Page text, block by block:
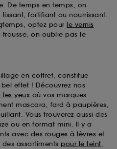
De temps en temps, on
lissant, fortifiant ou nourrissant.
optez pour le vernis
trousse, on oublie pas le
en coffret, constitue
effet ! Découvrez nos
yeux où vos marques
mascara, fard à paupières,
Vous trouverez aussi des
ou en format mini. Il y a
avec des rouges à lèvres et
assortiments pour le teint,